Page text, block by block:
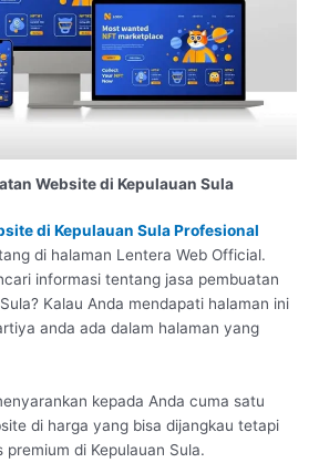
Website di Kepulauan Sula
di Kepulauan Sula Profesional
di halaman Lentera Web Official.
informasi tentang jasa pembuatan
Kalau Anda mendapati halaman ini
anda ada dalam halaman yang
kepada Anda cuma satu
di harga yang bisa dijangkau tetapi
premium di Kepulauan Sula.